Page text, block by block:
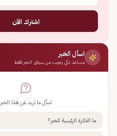
اشترك الآن
اسأل الخبر
مساعد ذكي يجيب من سياق الخبر فقط
اسأل ما تريد عن هذا الخبر
ما الفكرة الرئيسية للخبر؟